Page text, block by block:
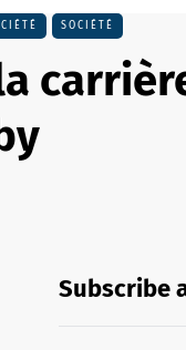
SOCIÉTÉ
Subscribe